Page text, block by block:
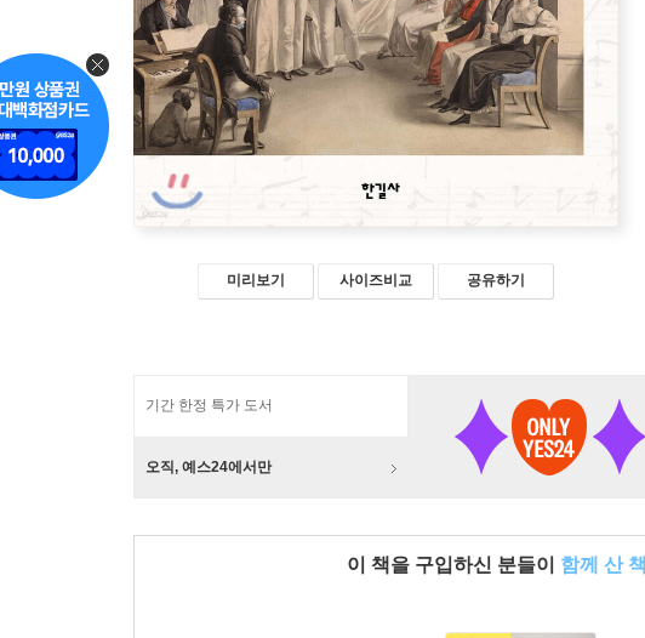
미리보기 사이즈비교 공유하기
기간 한정 특가 도서
오직, 예스24에서만
이 책을 구입하신 분들이 함께 산 책